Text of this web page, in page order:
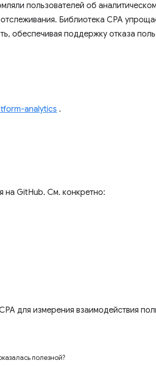
пользователей об аналитическом
Библиотека CPA
обеспечивая поддержку отказа
analytics .
на GitHub. См. конкретно:
для измерения взаимодействия
полезной?